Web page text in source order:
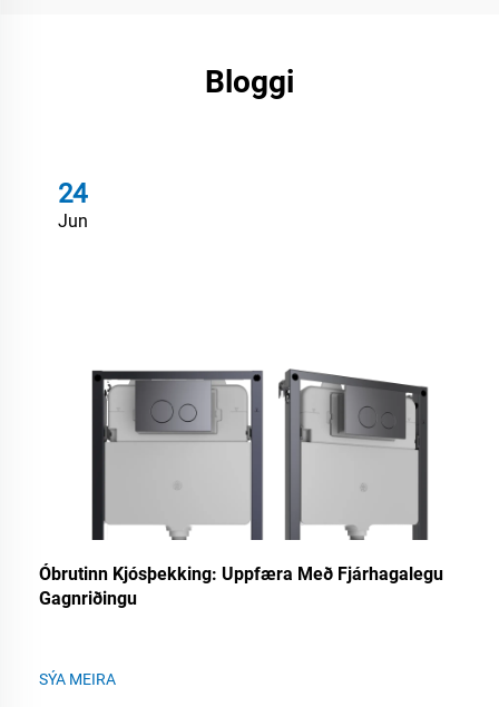
Bloggi
24
Jun
Óbrutinn Kjósþekking: Uppfæra Með Fjárhagalegu
Gagnriðingu
SÝA MEIRA